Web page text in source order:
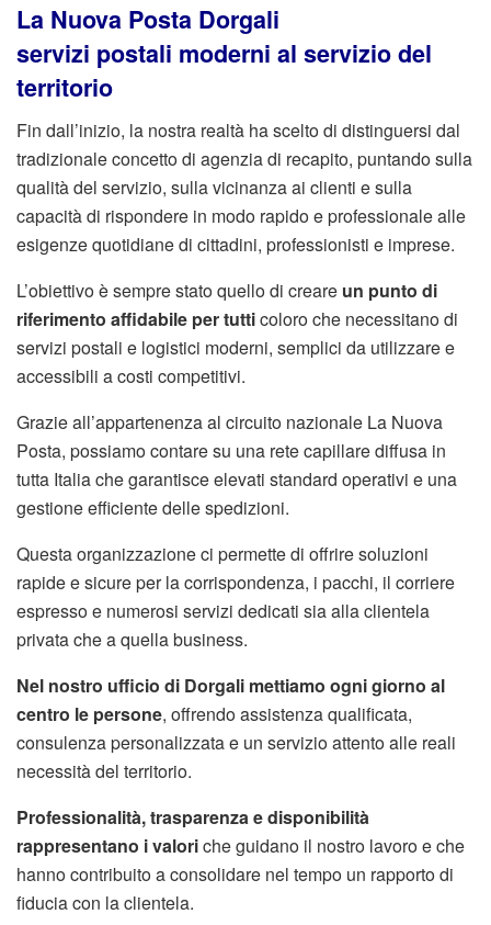
La Nuova Posta Dorgali
servizi postali moderni al servizio del
territorio
Fin dall’inizio, la nostra realtà ha scelto di distinguersi dal
tradizionale concetto di agenzia di recapito, puntando sulla
qualità del servizio, sulla vicinanza ai clienti e sulla
capacità di rispondere in modo rapido e professionale alle
esigenze quotidiane di cittadini, professionisti e imprese.
L’obiettivo è sempre stato quello di creare un punto di
riferimento affidabile per tutticoloro che necessitano di
servizi postali e logistici moderni, semplici da utilizzare e
accessibili a costi competitivi.
Grazie all’appartenenza al circuito nazionale La Nuova
Posta, possiamo contare su una rete capillare diffusa in
tutta Italia che garantisce elevati standard operativi e una
gestione efficiente delle spedizioni.
Questa organizzazione ci permette di offrire soluzioni
rapide e sicure per la corrispondenza, i pacchi, il corriere
espresso e numerosi servizi dedicati sia alla clientela
privata che a quella business.
Nel nostro ufficio di Dorgali mettiamo ogni giorno al
centro le persone, offrendo assistenza qualificata,
consulenza personalizzata e un servizio attento alle reali
necessità del territorio.
Professionalità, trasparenza e disponibilità
rappresentano i valoriche guidano il nostro lavoro e che
hanno contribuito a consolidare nel tempo un rapporto di
fiducia con la clientela.